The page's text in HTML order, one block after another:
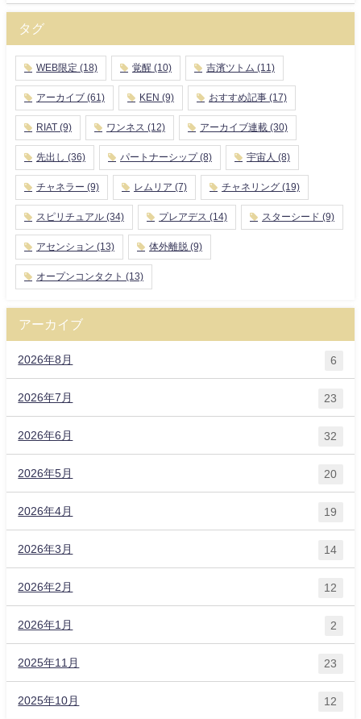
タグ
WEB限定 (18) 覚醒 (10) 吉濱ツトム (11)
アーカイブ (61) KEN (9) おすすめ記事 (17)
RIAT (9) ワンネス (12) アーカイブ連載 (30)
先出し (36) パートナーシップ(8) 宇宙人 (8)
チャネラー (9) レムリア (7) チャネリング (19)
スピリチュアル (34) プレアデス (14) スターシード (9)
アセンション (13) 体外離脱 (9)
オープンコンタクト (13)
アーカイブ
2026年8月 6
2026年7月 23
2026年6月 32
2026年5月 20
2026年4月 19
2026年3月 14
2026年2月 12
2026年1月 2
2025年11月 23
2025年10月 12